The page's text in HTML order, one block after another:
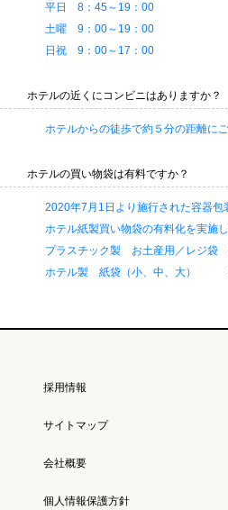
平日 8：45～19：00
土曜 9：00～19：00
日祝 9：00～17：00
ホテルの近くにコンビニはありますか？
ホテルからの徒歩で約５分の距離にご
ホテルの買い物袋は有料ですか？
2020年7月1日より施行された容器包
ホテル紙製買い物袋の有料化を実施し
プラスチック製 お土産用／レジ袋
ホテル製 紙袋（小、中、大） 1
採用情報
サイトマップ
会社概要
個人情報保護方針